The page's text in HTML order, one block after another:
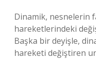
Dinamik, nesnelerin
hareketlerindeki
Başka bir deyişle,
hareketi değiştiren